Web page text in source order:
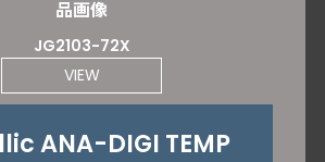
JG2103-72X
VIEW
ANA-DIGI TEMP